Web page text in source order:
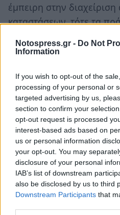
Notospress.gr - Do Not
Information
If you wish to opt-out of the
processing of your personal or
targeted advertising by us,
section to confirm your
opt-out request is processed
interest-based ads based on
us or personal information
your opt-out. You may
disclosure of your personal
IAB’s list of downstream
also be disclosed by us to third
Downstream Participants that
έμπειρη στην
καταστάσεων, τότε τα
πιο ομαλά και πιο
μιλώ για «εμπειρία στην
την εμπειρία μερικών
οποίοι γνωρίζουν μεν
τακτικισμούς και
τραπέζι, αδυνατούν ,
στις σοβαρές
δημοτικής
εκλογές είναι οι
κάτω από το τραπέζι,
καταστροφικό για την
Γι’ αυτό και ο